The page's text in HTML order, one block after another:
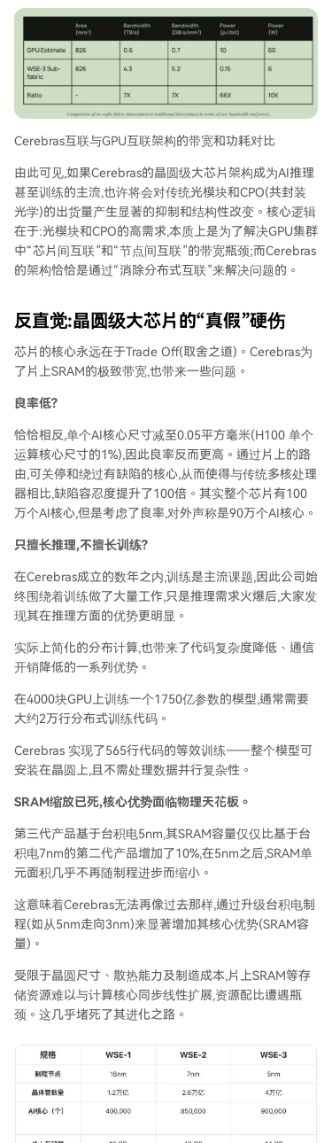
Cerebras互联与GPU互联架构的带宽和功耗对比
由此可见,如果Cerebras的晶圆级大芯片架构成为AI推理
甚至训练的主流,也许将会对传统光模块和CPO(共封装
光学)的出货量产生显著的抑制和结构性改变。核心逻辑
在于:光模块和CPO的高需求,本质上是为了解决GPU集群
中“芯片间互联”和“节点间互联”的带宽瓶颈;而Cerebras
的架构恰恰是通过“消除分布式互联”来解决问题的。
反直觉:晶圆级大芯片的“真假”硬伤
芯片的核心永远在于Trade Off(取舍之道)。Cerebras为
了片上SRAM的极致带宽,也带来一些问题。
良率低?
恰恰相反,单个AI核心尺寸减至0.05平方毫米(H100 单个
运算核心尺寸的1%),因此良率反而更高。通过片上的路
由,可关停和绕过有缺陷的核心,从而使得与传统多核处理
器相比,缺陷容忍度提升了100倍。其实整个芯片有100
万个AI核心,但是考虑了良率,对外声称是90万个AI核心。
只擅长推理,不擅长训练?
在Cerebras成立的数年之内,训练是主流课题,因此公司始
终围绕着训练做了大量工作,只是推理需求火爆后,大家发
现其在推理方面的优势更明显。
实际上简化的分布计算,也带来了代码复杂度降低、通信
开销降低的一系列优势。
在4000块GPU上训练一个1750亿参数的模型,通常需要
大约2万行分布式训练代码。
Cerebras 实现了565行代码的等效训练——整个模型可
安装在晶圆上,且不需处理数据并行复杂性。
SRAM缩放已死,核心优势面临物理天花板。
第三代产品基于台积电5nm,其SRAM容量仅仅比基于台
积电7nm的第二代产品增加了10%,在5nm之后,SRAM单
元面积几乎不再随制程进步而缩小。
这意味着Cerebras无法再像过去那样,通过升级台积电制
程(如从5nm走向3nm)来显著增加其核心优势(SRAM容
量)。
受限于晶圆尺寸、散热能力及制造成本,片上SRAM等存
储资源难以与计算核心同步线性扩展,资源配比遭遇瓶
颈。这几乎堵死了其进化之路。